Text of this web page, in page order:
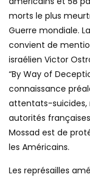
morts le plus
Guerre mondiale.
convient de
israélien Victor
“By Way of
connaissance
attentats-suicides,
autorités
Mossad est de
les Américains.
Les représailles